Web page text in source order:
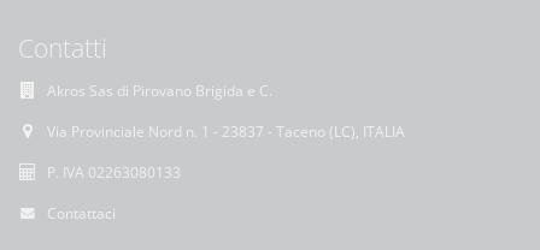
Contatti
Akros Sas di Pirovano Brigida e C.
Via Provinciale Nord n. 1 - 23837 - Taceno (LC), ITALIA
P. IVA 02263080133
Contattaci